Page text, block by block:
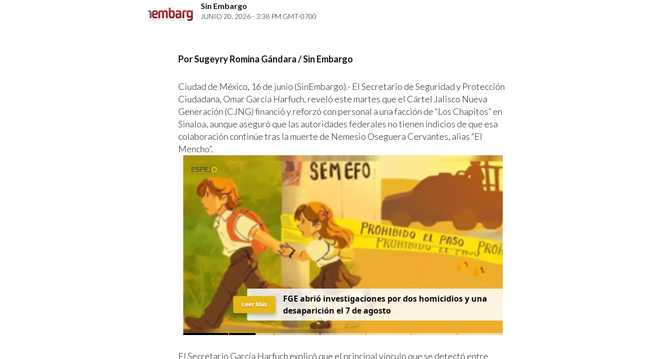
Sin Embargo
JUNIO 20, 2026 - 3:38 PM GMT-0700
Por Sugeyry Romina Gándara / Sin Embargo
Ciudad de México, 16 de junio (SinEmbargo).- El Secretario de Seguridad y Protección
Ciudadana, Omar García Harfuch, reveló este martes que el Cártel Jalisco Nueva
Generación (CJNG) financió y reforzó con personal a una facción de “Los Chapitos” en
Sinaloa, aunque aseguró que las autoridades federales no tienen indicios de que esa
colaboración continúe tras la muerte de Nemesio Oseguera Cervantes, alias “El
Mencho”.
FGE abrió investigaciones por dos homicidios y una
desaparición el 7 de agosto
Leer Más
El Secretario García Harfuch explicó que el principal vínculo que se detectó entre